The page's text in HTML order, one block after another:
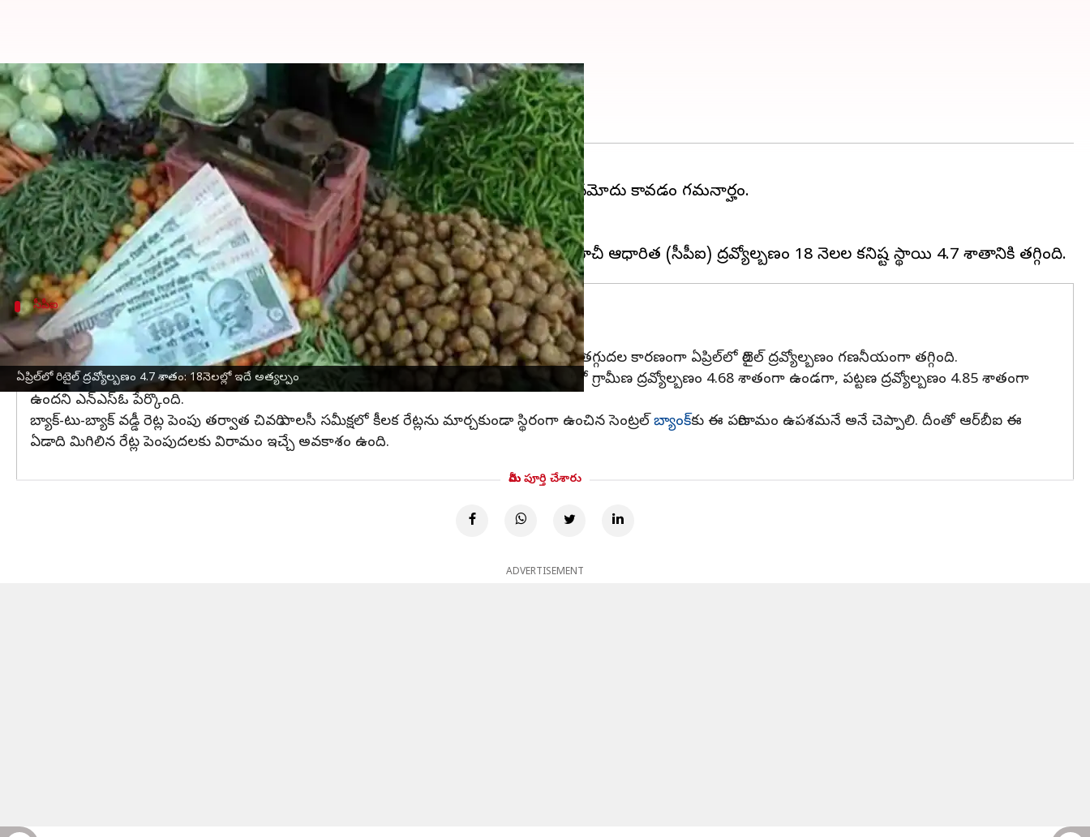
ఏప్రిల్‌లో రిటైల్ ద్రవ్యోల్బణం 4.7 శాతం: 18నెలల్లో ఇదే అత్యల్పం
ఏప్రిల్‌లో రిటైల్ ద్రవ్యోల్బణం 4.7 శాతం: 18నెలల్లో ఇదే అత్యల్పం
వ్రాసిన వారు Stalin May 12, 2023 06:31 pm
ఈ వార్తాకథనం ఏంటి
భారతదేశంలో రిటైల్ ద్రవ్యోల్బణం ఏప్రిల్‌లో 4.7 శాతానికి పడిపోయింది. మార్చిలో 5.66 శాతం నమోదు కావడం గమనార్హం.
అక్టోబర్ 2021 నుంచి రిటైల్ ద్రవ్యోల్బణం ఇంత తక్కువ నమోదుకావడం ఇదే తొలిసారి.
నవంబర్ 2021 నుంచి 5 శాతానికి దిగువకు పడిపోవడం కూడా ఇదే మొదటిసారి.
సీపీఐ
ఇక వడ్డీ రేట్ల పెంపుదలకు ఆర్‌బీఐ విరామం ప్రకటించినట్లేనా?
రిటైల్ ద్రవ్యోల్బణం మార్చిలో 2023లో 5.66 శాతం, ఫిబ్రవరి 2023లో 6.44 శాతంగా ఉంది. ఆహార ధరల తగ్గుదల కారణంగా ఏప్రిల్‌లో రిటైల్ ద్రవ్యోల్బణం గణనీయంగా తగ్గింది.
ఆహారధరల ద్రవ్యోల్బణం మార్చిలో 4.79 శాతం నుంచి ఏప్రిల్‌లో 3.84 శాతానికి పడిపోయింది. ఏప్రిల్‌లో గ్రామీణ ద్రవ్యోల్బణం 4.68 శాతంగా ఉండగా, పట్టణ ద్రవ్యోల్బణం 4.85 శాతంగా
ఉందని ఎన్ఎస్ఓ పేర్కొంది.
బ్యాక్-టు-బ్యాక్ వడ్డీ రెట్ల పెంపు తర్వాత చివరి పాలసీ సమీక్షలో కీలక రేట్లను మార్చకుండా స్థిరంగా ఉంచిన సెంట్రల్ బ్యాంక్‌కు ఈ పరిణామం ఉపశమనే అనే చెప్పాలి. దీంతో ఆర్‌బీఐ ఈ
ఏడాది మిగిలిన రేట్ల పెంపుదలకు విరామం ఇచ్చే అవకాశం ఉంది.
మీరు పూర్తి చేశారు
ADVERTISEMENT